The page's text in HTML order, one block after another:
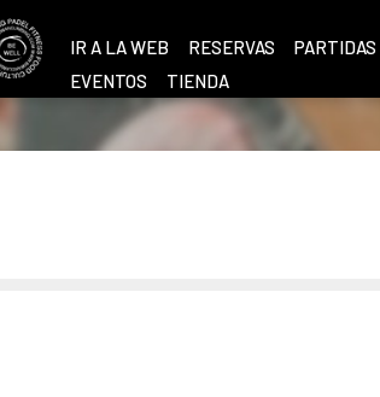
IR A LA WEB RESERVAS PARTIDAS
EVENTOS
TIENDA